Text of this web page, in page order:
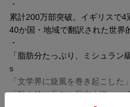
・
累計200万部突破。イギリスで4
40か国・地域で翻訳された世界
・
「脂肪分たっぷり、ミシュラ
s
「文学界に旋風を巻き起こした
「殺人的に面白い日本小説」